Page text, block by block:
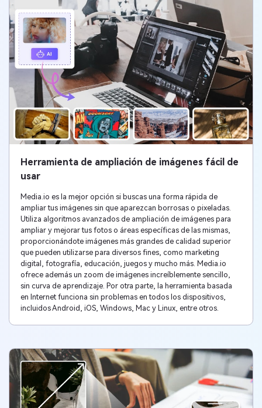
Herramienta de ampliación de imágenes fácil de
usar
Media.io es la mejor opción si buscas una forma rápida de
ampliar tus imágenes sin que aparezcan borrosas o pixeladas.
Utiliza algoritmos avanzados de ampliación de imágenes para
ampliar y mejorar tus fotos o áreas específicas de las mismas,
proporcionándote imágenes más grandes de calidad superior
que pueden utilizarse para diversos fines, como marketing
digital, fotografía, educación, juegos y mucho más. Media.io
ofrece además un zoom de imágenes increíblemente sencillo,
sin curva de aprendizaje. Por otra parte, la herramienta basada
en Internet funciona sin problemas en todos los dispositivos,
incluidos Android, iOS, Windows, Mac y Linux, entre otros.